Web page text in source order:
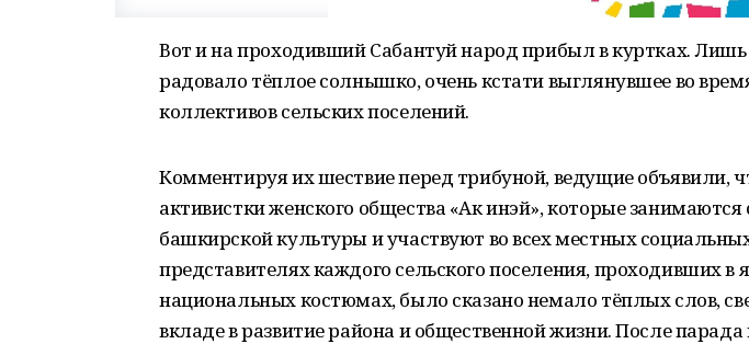
Вот и на проходивший Сабантуй народ прибыл в куртках. Лишь
радовало тёплое солнышко, очень кстати выглянувшее во
коллективов сельских поселений.
Комментируя их шествие перед трибуной, ведущие объявили,
активистки женского общества «Ак инэй», которые
башкирской культуры и участвуют во всех местных
представителях каждого сельского поселения, проходивших в
национальных костюмах, было сказано немало тёплых слов,
вкладе в развитие района и общественной жизни. После